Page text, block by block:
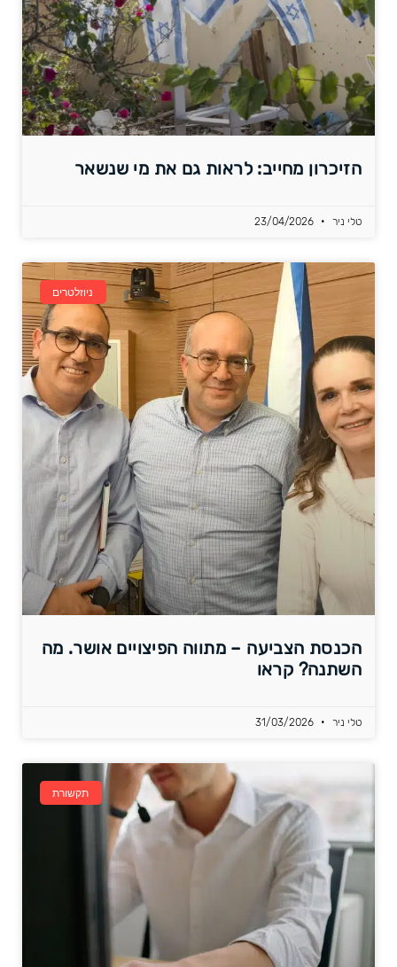
הזיכרון מחייב: לראות גם את מי שנשאר
טלי ניר
ניוזלטרים
הכנסת הצביעה – מתווה הפיצויים אושר. מה
השתנה? קראו
טלי ניר
תקשורת